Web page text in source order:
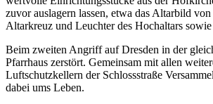
zuvor auslagern lassen, etwa das Altarbild
Altarkreuz und Leuchter des Hochaltars
Beim zweiten Angriff auf Dresden in der
Pfarrhaus zerstört. Gemeinsam mit allen
Luftschutzkellern der Schlossstraße
dabei ums Leben.